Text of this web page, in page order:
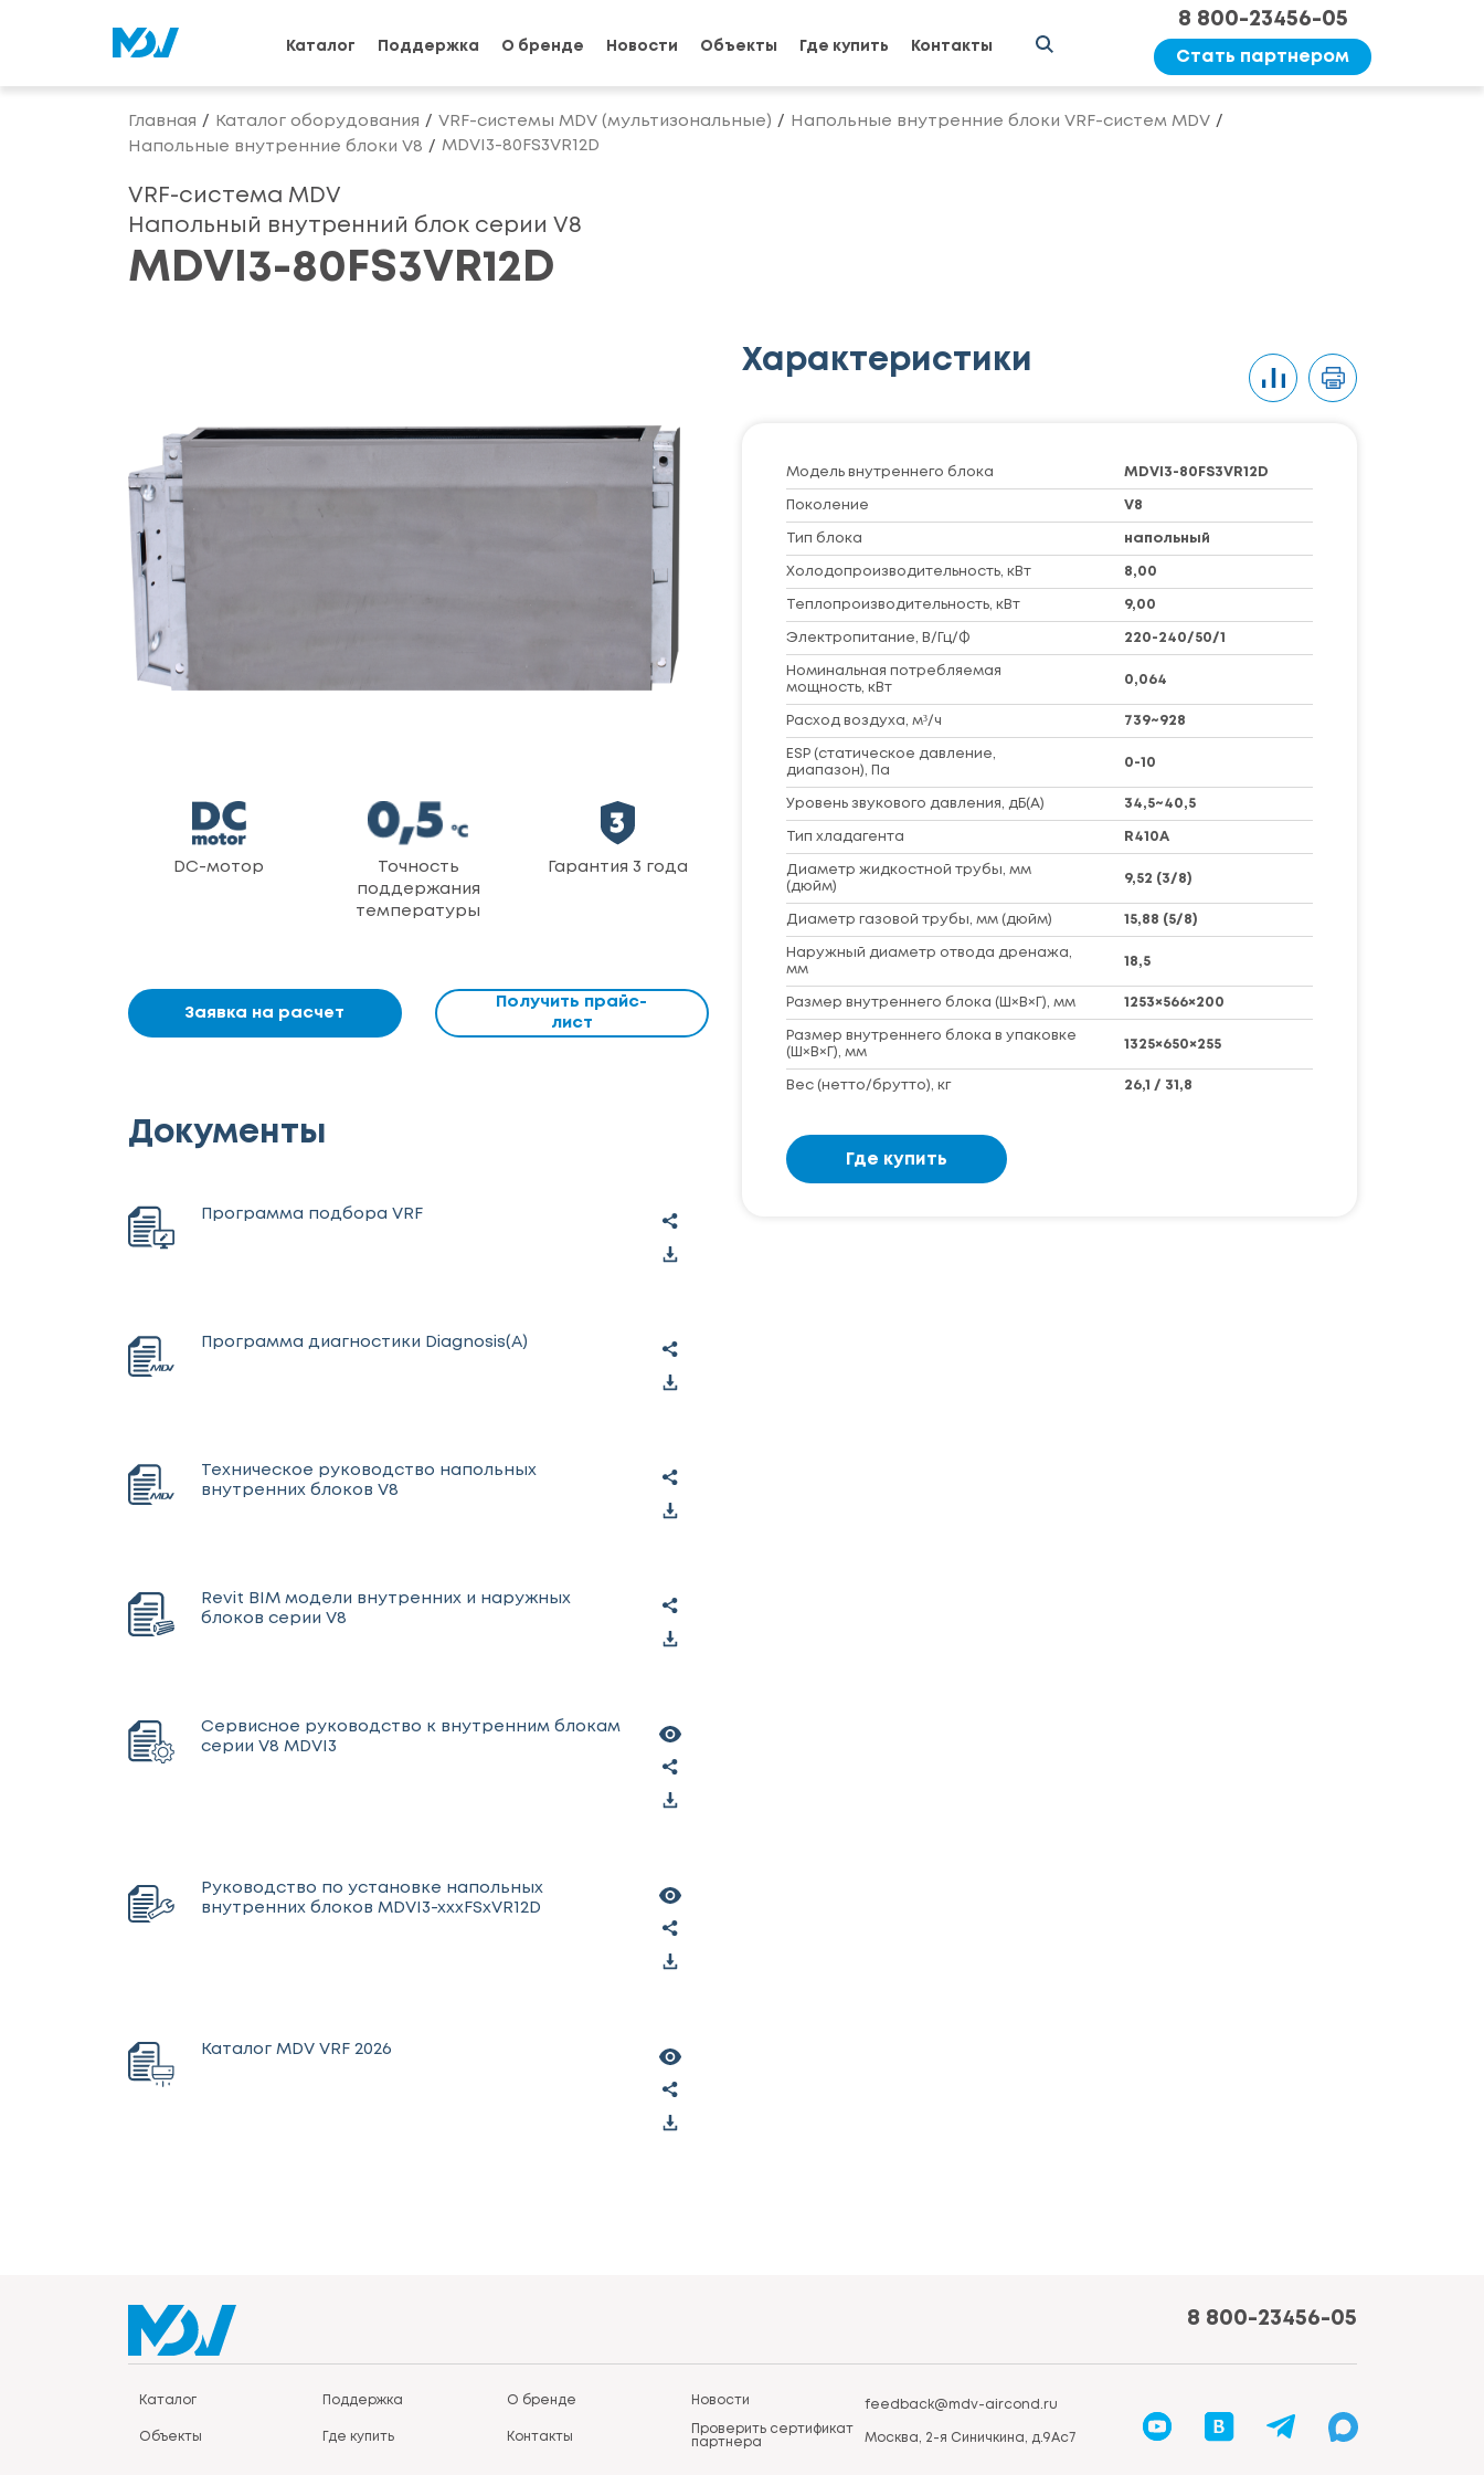
Каталог Поддержка О бренде Новости Объекты Где купить Контакты
8 800-23456-05
Стать партнером
Главная Каталог оборудования VRF-системы MDV (мультизональные)
Напольные внутренние блоки VRF-систем MDV
Напольные внутренние блоки V8
MDVI3-80FS3VR12D
VRF-система MDV
Напольный внутренний блок серии V8
MDVI3-80FS3VR12D
DC-мотор
Точность
поддержания
температуры
Гарантия 3 года
Заявка на расчет
Получить прайс-
лист
Характеристики
Модель внутреннего блока MDVI3-80FS3VR12D
Поколение V8
Тип блока напольный
Холодопроизводительность, кВт 8,00
Теплопроизводительность, кВт 9,00
Электропитание, В/Гц/Ф 220-240/50/1
Номинальная потребляемая
мощность, кВт
0,064
Расход воздуха, м³/ч 739~928
ESP (статическое давление,
диапазон), Па
0-10
Уровень звукового давления, дБ(А) 34,5~40,5
Тип хладагента R410A
Диаметр жидкостной трубы, мм
(дюйм)
9,52 (3/8)
Диаметр газовой трубы, мм (дюйм) 15,88 (5/8)
Наружный диаметр отвода дренажа,
мм
18,5
Размер внутреннего блока (Ш×В×Г), мм 1253×566×200
Размер внутреннего блока в упаковке
(Ш×В×Г), мм
1325×650×255
Вес (нетто/брутто), кг 26,1 / 31,8
Где купить
Документы
Программа подбора VRF
Программа диагностики Diagnosis(A)
Техническое руководство напольных
внутренних блоков V8
Revit BIM модели внутренних и наружных
блоков серии V8
Сервисное руководство к внутренним блокам
серии V8 MDVI3
Руководство по установке напольных
внутренних блоков MDVI3-xxxFSxVR12D
Каталог MDV VRF 2026
8 800-23456-05
Каталог Поддержка О бренде Новости
Объекты Где купить Контакты
Проверить сертификат
партнера
feedback@mdv-aircond.ru
Москва, 2-я Синичкина, д.9Ас7